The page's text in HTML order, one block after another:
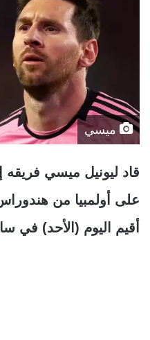
ميسي
قاد ليونيل ميسي فريقه
أقيم اليوم (الأحد) في